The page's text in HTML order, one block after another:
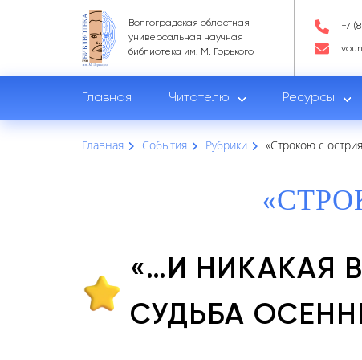
Волгоградская областная
универсальная научная
библиотека им. М. Горького
+7
Главная Читателю Ресурсы
Главная События Рубрики «Строкою с
«…И НИКАКАЯ
СУДЬБА